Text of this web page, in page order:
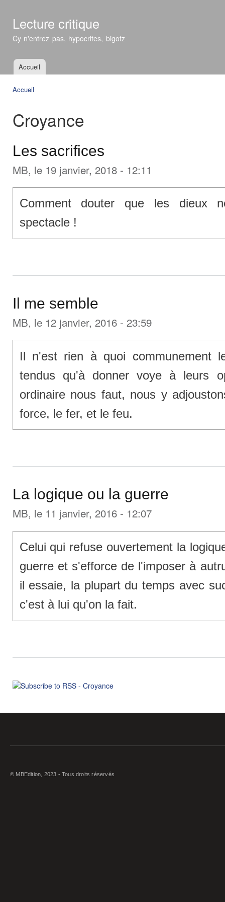
Lecture critique
Cy n'entrez pas, hypocrites, bigotz
Menu principal
Accueil
Accueil
Croyance
Les sacrifices
MB, le 19 janvier, 2018 - 12:11
Comment douter que les dieux
spectacle !
Il me semble
MB, le 12 janvier, 2016 - 23:59
Il n'est rien à quoi communement
tendus qu'à donner voye à leurs
ordinaire nous faut, nous y
force, le fer, et le feu.
La logique ou la guerre
MB, le 11 janvier, 2016 - 12:07
Celui qui refuse ouvertement la
guerre et s'efforce de l'imposer à
il essaie, la plupart du temps avec
c'est à lui qu'on la fait.
© MBEdition, 2023 - Tous droits réservés